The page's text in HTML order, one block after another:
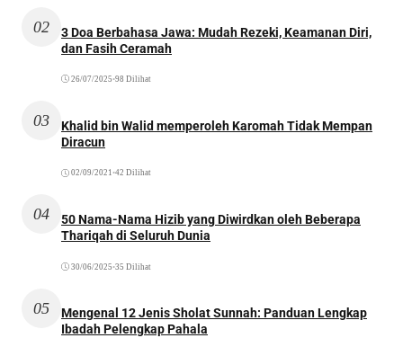
02
3 Doa Berbahasa Jawa: Mudah Rezeki, Keamanan Diri,
dan Fasih Ceramah
26/07/2025 •98 Dilihat
03
Khalid bin Walid memperoleh Karomah Tidak Mempan
Diracun
02/09/2021 •42 Dilihat
04
50 Nama-Nama Hizib yang Diwirdkan oleh Beberapa
Thariqah di Seluruh Dunia
30/06/2025 •35 Dilihat
05
Mengenal 12 Jenis Sholat Sunnah: Panduan Lengkap
Ibadah Pelengkap Pahala